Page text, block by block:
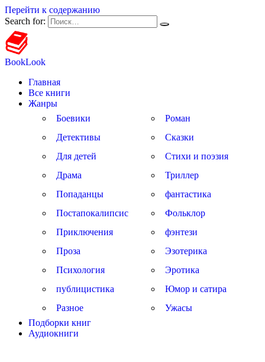
Перейти к содержанию
Search for:
BookLook
Главная
Все книги
Жанры
Боевики
Детективы
Для детей
Драма
Попаданцы
Постапокалипсис
Приключения
Проза
Психология
публицистика
Разное
Роман
Сказки
Стихи и поэзия
Триллер
фантастика
Фольклор
фэнтези
Эзотерика
Эротика
Юмор и сатира
Ужасы
Подборки книг
Аудиокниги